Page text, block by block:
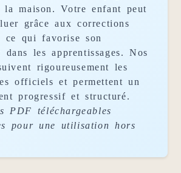
la maison. Votre enfant peut
grâce aux corrections
ce qui favorise son
dans les apprentissages. Nos
rigoureusement les
officiels et permettent un
progressif et structuré.
PDF téléchargeables
pour une utilisation hors